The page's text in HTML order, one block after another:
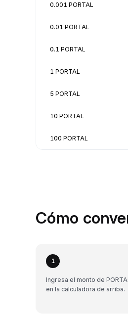
0.001 PORTAL
0.01 PORTAL
0.1 PORTAL
1 PORTAL
5 PORTAL
10 PORTAL
100 PORTAL
Cómo
1
Ingresa el monto de
en la calculadora de arriba.